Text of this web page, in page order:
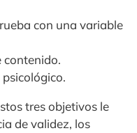
con una variable
contenido.
tres objetivos le
de validez, los